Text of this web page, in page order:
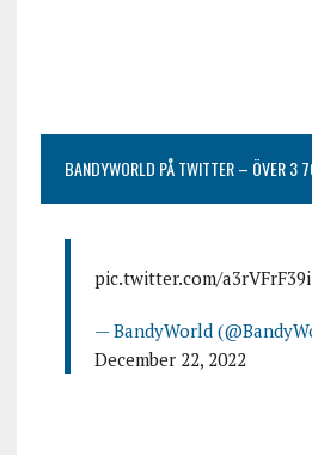
BANDYWORLD PÅ TWITTER – ÖVER 3
pic.twitter.com/a3rVFrF39i
— BandyWorld
December 22, 2022